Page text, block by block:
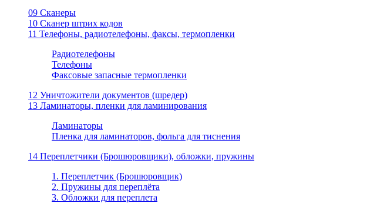
09 Сканеры
10 Сканер штрих кодов
11 Телефоны, радиотелефоны, факсы, термопленки
Радиотелефоны
Телефоны
Факсовые запасные термопленки
12 Уничтожители документов (шредер)
13 Ламинаторы, пленки для ламинирования
Ламинаторы
Пленка для ламинаторов, фольга для тиснения
14 Переплетчики (Брошюровщики), обложки, пружины
1. Переплетчик (Брошюровщик)
2. Пружины для переплёта
3. Обложки для переплета